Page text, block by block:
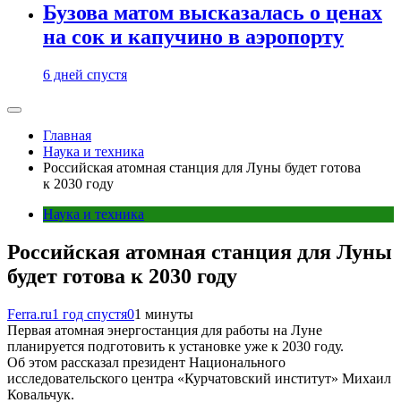
Бузова матом высказалась о ценах
на сок и капучино в аэропорту
6 дней спустя
Главная
Наука и техника
Российская атомная станция для Луны будет готова
к 2030 году
Наука и техника
Российская атомная станция для Луны
будет готова к 2030 году
Ferra.ru1 год спустя01 минуты
Первая атомная энергостанция для работы на Луне
планируется подготовить к установке уже к 2030 году.
Об этом рассказал президент Национального
исследовательского центра «Курчатовский институт» Михаил
Ковальчук.